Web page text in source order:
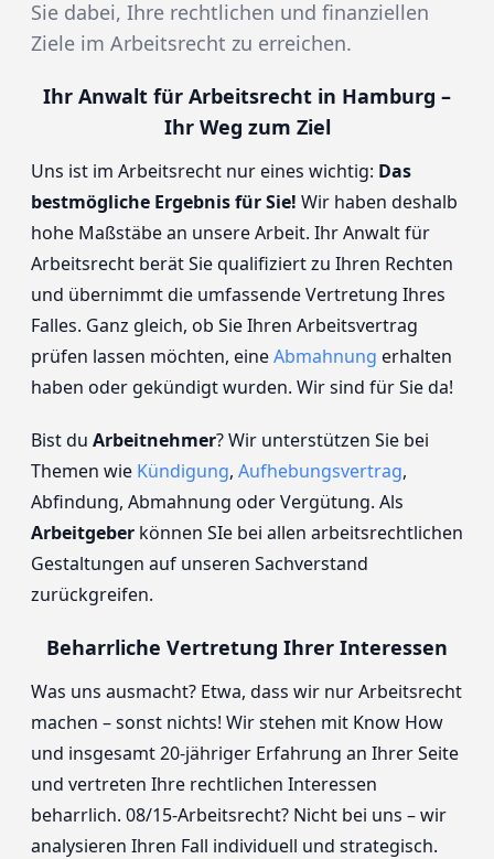
Sie dabei, Ihre rechtlichen und finanziellen
Ziele im Arbeitsrecht zu erreichen.
Ihr Anwalt für Arbeitsrecht in Hamburg –
Ihr Weg zum Ziel
Uns ist im Arbeitsrecht nur eines wichtig: Das
bestmögliche Ergebnis für Sie! Wir haben deshalb
hohe Maßstäbe an unsere Arbeit. Ihr Anwalt für
Arbeitsrecht berät Sie qualifiziert zu Ihren Rechten
und übernimmt die umfassende Vertretung Ihres
Falles. Ganz gleich, ob Sie Ihren Arbeitsvertrag
prüfen lassen möchten, eineAbmahnung erhalten
haben oder gekündigt wurden. Wir sind für Sie da!
Bist du Arbeitnehmer? Wir unterstützen Sie bei
Themen wie Kündigung, Aufhebungsvertrag,
Abfindung, Abmahnung oder Vergütung. Als
Arbeitgeber können SIe bei allen arbeitsrechtlichen
Gestaltungen auf unseren Sachverstand
zurückgreifen.
Beharrliche Vertretung Ihrer Interessen
Was uns ausmacht? Etwa, dass wir nur Arbeitsrecht
machen – sonst nichts! Wir stehen mit Know How
und insgesamt 20-jähriger Erfahrung an Ihrer Seite
und vertreten Ihre rechtlichen Interessen
beharrlich. 08/15-Arbeitsrecht? Nicht bei uns – wir
analysieren Ihren Fall individuell und strategisch.